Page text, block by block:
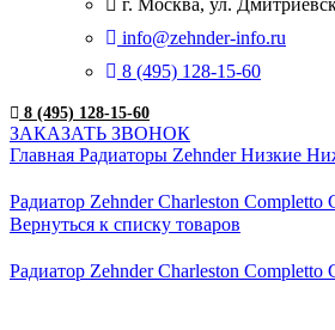
г. Москва, ул.
info@zehnder-info.ru
8 (495) 128-15-60
8 (495) 128-15-60
ЗАКАЗАТЬ ЗВОНОК
Главная Радиаторы ZehnderНизкие
Радиатор Zehnder Charleston
Вернуться к списку товаров
Радиатор Zehnder Charleston